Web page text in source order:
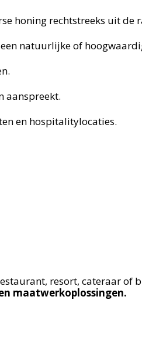
honing rechtstreeks uit de
natuurlijke of
aanspreekt.
en hospitalitylocaties.
resort, cateraar of
maatwerkoplossingen.